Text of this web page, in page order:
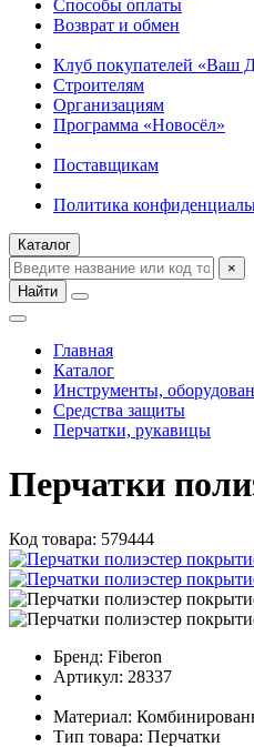
Способы оплаты
Возврат и обмен
Клуб покупателей «Ваш
Строителям
Организациям
Программа «Новосёл»
Поставщикам
Политика
Каталог
×
Найти
Главная
Каталог
Инструменты,
Средства защиты
Перчатки, рукавицы
Перчатки
Код товара: 579444
Бренд: Fiberon
Артикул: 28337
Материал:
Тип товара: Перчатки